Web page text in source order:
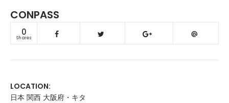
CONPASS
0
Shares
LOCATION:
日本 関西 大阪府・キタ